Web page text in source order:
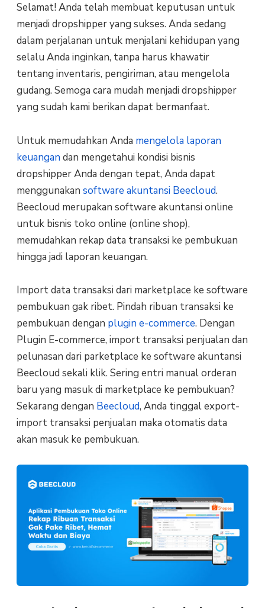
Selamat! Anda telah membuat keputusan untuk
menjadi dropshipper yang sukses. Anda sedang
dalam perjalanan untuk menjalani kehidupan yang
selalu Anda inginkan, tanpa harus khawatir
tentang inventaris, pengiriman, atau mengelola
gudang. Semoga cara mudah menjadi dropshipper
yang sudah kami berikan dapat bermanfaat.
Untuk memudahkan Anda mengelola laporan
keuangan dan mengetahui kondisi bisnis
dropshipper Anda dengan tepat, Anda dapat
menggunakan software akuntansi Beecloud.
Beecloud merupakan software akuntansi online
untuk bisnis toko online (online shop),
memudahkan rekap data transaksi ke pembukuan
hingga jadi laporan keuangan.
Import data transaksi dari marketplace ke software
pembukuan gak ribet. Pindah ribuan transaksi ke
pembukuan dengan plugin e-commerce. Dengan
Plugin E-commerce, import transaksi penjualan dan
pelunasan dari parketplace ke software akuntansi
Beecloud sekali klik. Sering entri manual orderan
baru yang masuk di marketplace ke pembukuan?
Sekarang dengan Beecloud, Anda tinggal export-
import transaksi penjualan maka otomatis data
akan masuk ke pembukuan.